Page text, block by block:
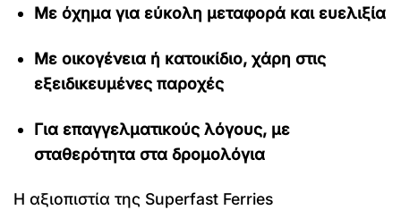
Με όχημα για εύκολη μεταφορά και ευελιξία
Με οικογένεια ή κατοικίδιο, χάρη στις
εξειδικευμένες παροχές
Για επαγγελματικούς λόγους, με
σταθερότητα στα δρομολόγια
Η αξιοπιστία της Superfast Ferries